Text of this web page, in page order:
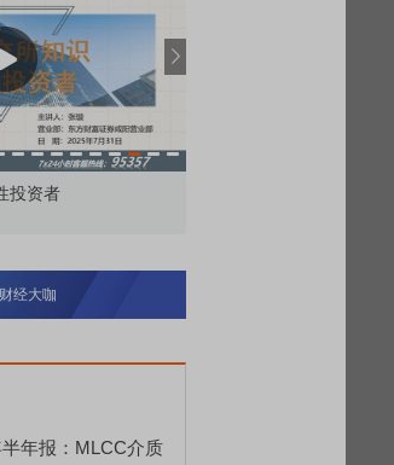
投资者
经大咖
年报：MLCC介质